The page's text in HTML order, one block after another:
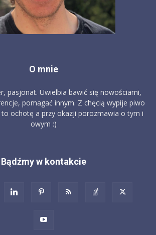
O mnie
pasjonat. Uwielbia bawić się nowościami,
pomagać innym. Z chęcią wypije piwo
ochotę a przy okazji porozmawia o tym i
owym :)
Bądźmy w kontakcie